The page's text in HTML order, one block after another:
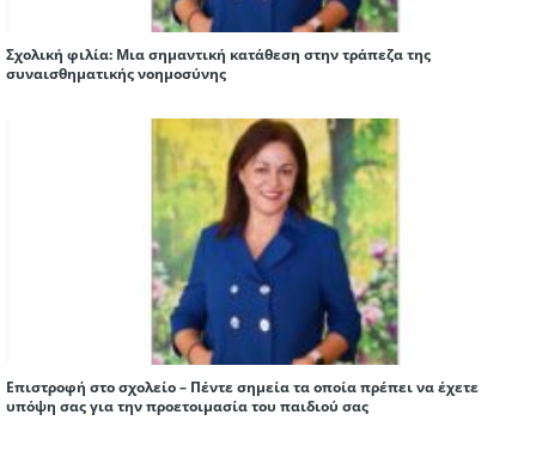
Σχολική φιλία: Μια σημαντική κατάθεση στην τράπεζα της
συναισθηματικής νοημοσύνης
Επιστροφή στο σχολείο – Πέντε σημεία τα οποία πρέπει να έχετε
υπόψη σας για την προετοιμασία του παιδιού σας